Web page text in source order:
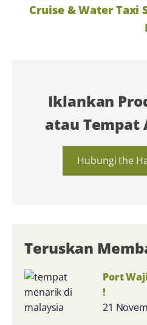
Teruskan
Port
!
21
Iklankan
atau Tempat
Hubungi the
Cruise & Water Taxi